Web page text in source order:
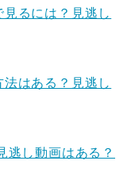
るには？見逃し
はある？見逃し
逃し動画はある？